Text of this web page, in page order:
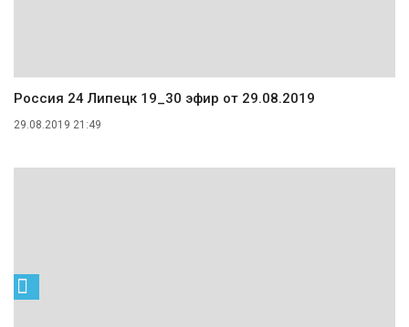
Россия 24 Липецк 19_30 эфир от 29.08.2019
29.08.2019 21:49